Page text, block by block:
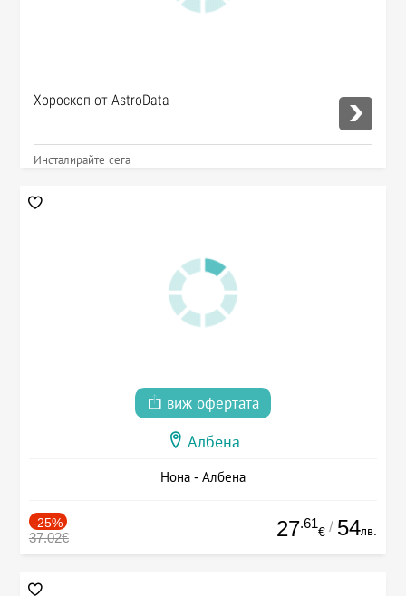
Хороскоп от AstroData
Инсталирайте сега
виж офертата
Албена
Нона - Албена
-25%
37.02€ 27.61
€ / 54лв.